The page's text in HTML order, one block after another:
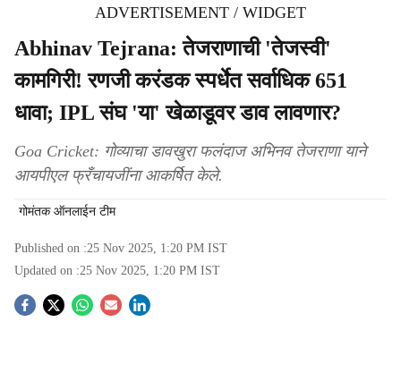
ADVERTISEMENT / WIDGET
Abhinav Tejrana: तेजराणाची 'तेजस्वी'
कामगिरी! रणजी करंडक स्पर्धेत सर्वाधिक 651
धावा; IPL संघ 'या' खेळाडूवर डाव लावणार?
Goa Cricket: गोव्याचा डावखुरा फलंदाज अभिनव तेजराणा याने
आयपीएल फ्रँचायजींना आकर्षित केले.
गोमंतक ऑनलाईन टीम
Published on :25 Nov 2025, 1:20 PM IST
Updated on :25 Nov 2025, 1:20 PM IST
S